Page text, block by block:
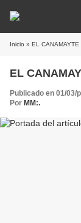
Inicio » EL CANAMAYTE
EL
Publicado en 01/03/
Por MM:.